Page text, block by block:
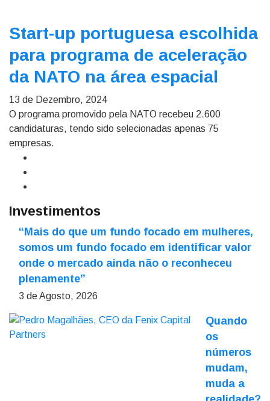
Start-up portuguesa escolhida
para programa de aceleração
da NATO na área espacial
13 de Dezembro, 2024
O programa promovido pela NATO recebeu 2.600
candidaturas, tendo sido selecionadas apenas 75
empresas.
Investimentos
“Mais do que um fundo focado em mulheres,
somos um fundo focado em identificar valor
onde o mercado ainda não o reconheceu
plenamente”
3 de Agosto, 2026
Quando
os
números
mudam,
muda a